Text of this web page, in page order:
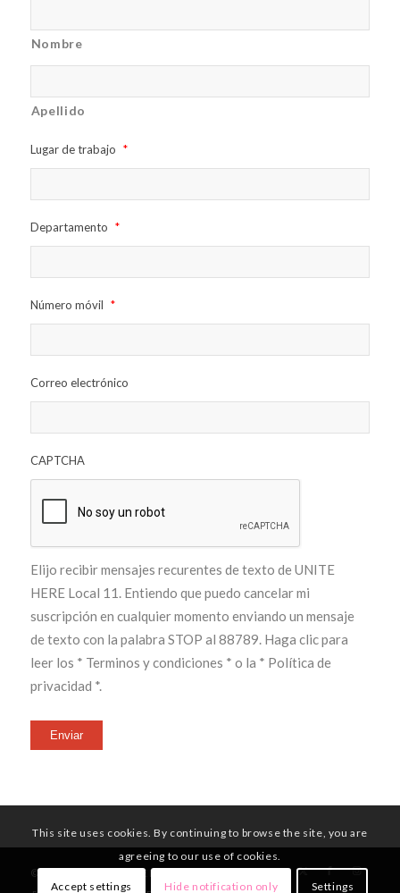
Nombre
Apellido
Lugar de trabajo *
Departamento *
Número móvil *
Correo electrónico
CAPTCHA
Elijo recibir mensajes recurentes de texto de UNITE
HERE Local 11. Entiendo que puedo cancelar mi
suscripción en cualquier momento enviando un mensaje
de texto con la palabra STOP al 88789. Haga clic para
leer los * Terminos y condiciones * o la * Política de
privacidad *.
Enviar
© Copyright - UNITE HERE Local 11
This site uses cookies. By continuing to browse the site, you are
agreeing to our use of cookies.
Accept settings Hide notification only Settings